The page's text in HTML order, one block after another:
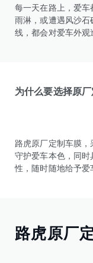
每一天在路上，爱
雨淋，或遭遇风沙
线，都会对爱车外观
为什么要选择原
路虎原厂定制车膜
守护爱车本色，同
性，随时随地给予爱
路虎原厂